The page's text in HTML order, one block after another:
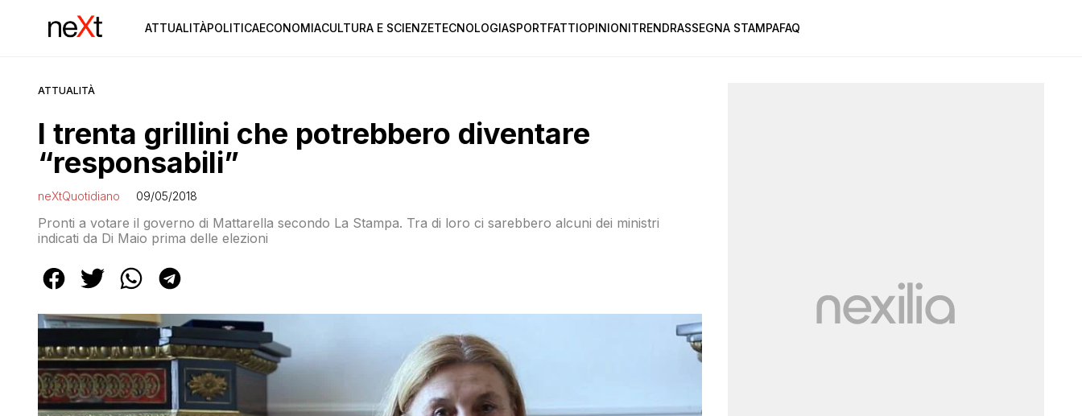
ATTUALITÀPOLITICAECONOMIACULTURA E SCIENZETECNOLOGIASPORTFATTIOPINIONITRENDRASSEGNA STAMPAFAQ
ATTUALITÀ
I trenta grillini che potrebbero diventare
“responsabili”
neXtQuotidiano 09/05/2018
Pronti a votare il governo di Mattarella secondo La Stampa. Tra di loro ci sarebbero alcuni dei ministri
indicati da Di Maio prima delle elezioni